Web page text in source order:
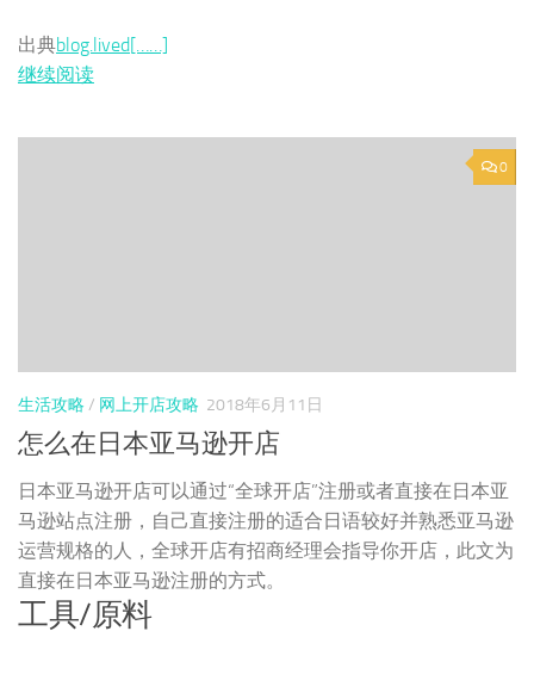
出典blog.lived[……]
继续阅读
0
生活攻略/ 网上开店攻略 2018年6月11日
怎么在日本亚马逊开店
日本亚马逊开店可以通过“全球开店”注册或者直接在日本亚
马逊站点注册，自己直接注册的适合日语较好并熟悉亚马逊
运营规格的人，全球开店有招商经理会指导你开店，此文为
直接在日本亚马逊注册的方式。
工具/原料